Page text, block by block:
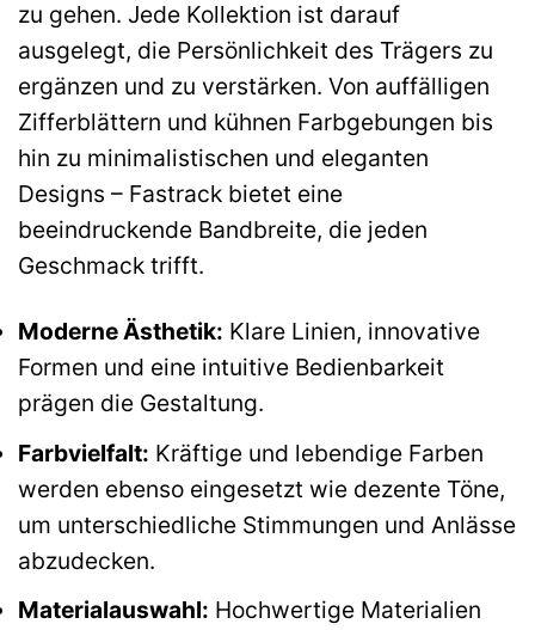
zu gehen. Jede Kollektion ist darauf
ausgelegt, die Persönlichkeit des Trägers zu
ergänzen und zu verstärken. Von auffälligen
Zifferblättern und kühnen Farbgebungen bis
hin zu minimalistischen und eleganten
Designs – Fastrack bietet eine
beeindruckende Bandbreite, die jeden
Geschmack trifft.
Moderne Ästhetik: Klare Linien, innovative
Formen und eine intuitive Bedienbarkeit
prägen die Gestaltung.
Farbvielfalt: Kräftige und lebendige Farben
werden ebenso eingesetzt wie dezente Töne,
um unterschiedliche Stimmungen und Anlässe
abzudecken.
Materialauswahl: Hochwertige Materialien